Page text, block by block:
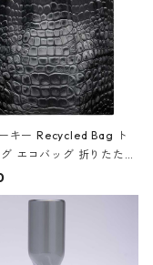
キー Recycled Bag ト
エコバッグ 折りたたみ
水加工 収納ポーチ CRO
クロコダイル/ブラ